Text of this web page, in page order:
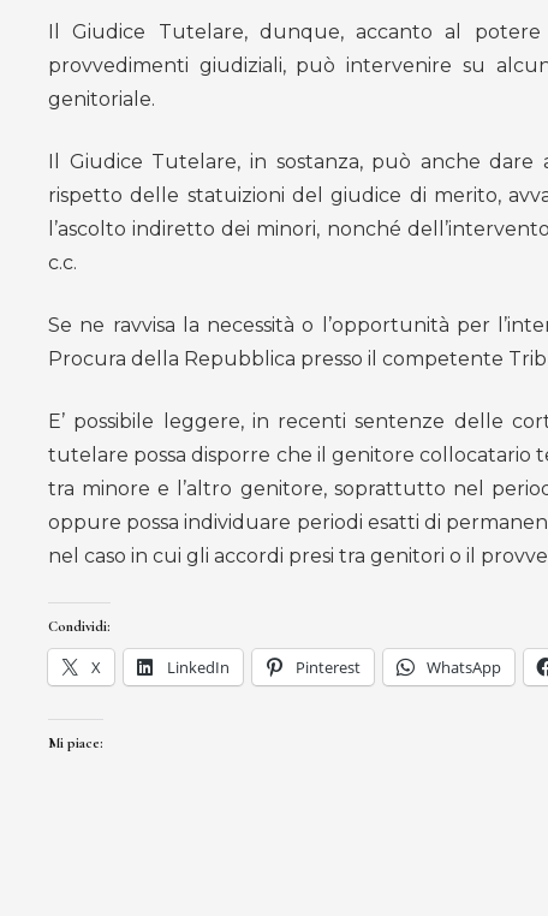
Il Giudice Tutelare, dunque, accanto al
provvedimenti giudiziali, può intervenire su
genitoriale.
Il Giudice Tutelare, in sostanza, può anche
rispetto delle statuizioni del giudice di merito,
l’ascolto indiretto dei minori, nonché
c.c.
Se ne ravvisa la necessità o l’opportunità per
Procura della Repubblica presso il competente
E’ possibile leggere, in recenti sentenze delle
tutelare possa disporre che il genitore collocatario
tra minore e l’altro genitore, soprattutto nel
oppure possa individuare periodi esatti di
nel caso in cui gli accordi presi tra genitori o il
Condividi:
X LinkedIn Pinterest WhatsApp
Mi piace: